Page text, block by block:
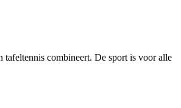
combineert. De sport is voor alle